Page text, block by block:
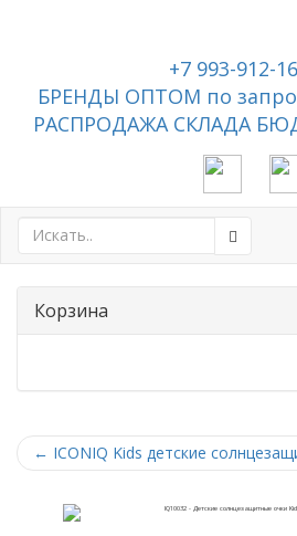
+7 993-912-
БРЕНДЫ ОПТОМ по
РАСПРОДАЖА СКЛАДА
Корзина
← ICONIQ Kids детские